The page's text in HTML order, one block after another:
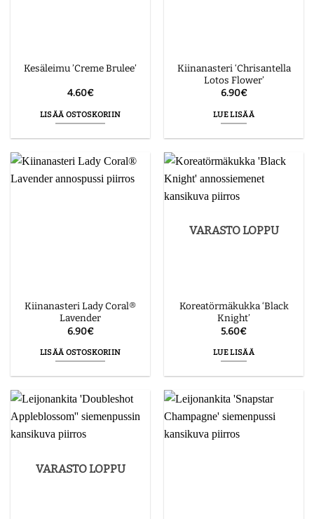
Kesäleimu ’Creme Brulee’
4.60€
LISÄÄ OSTOSKORIIN
Kiinanasteri ‘Chrisantella
Lotos Flower’
6.90€
LUE LISÄÄ
Kiinanasteri Lady Coral®
Lavender
6.90€
LISÄÄ OSTOSKORIIN
VARASTO LOPPU
Koreatörmäkukka ‘Black
Knight’
5.60€
LUE LISÄÄ
VARASTO LOPPU